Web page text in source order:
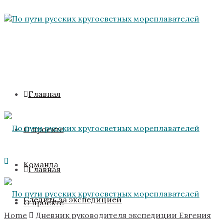
Главная
О проекте
Команда
Следить за экспедицией
Главная
О проекте
Home
Дневник руководителя экспедиции Евгения